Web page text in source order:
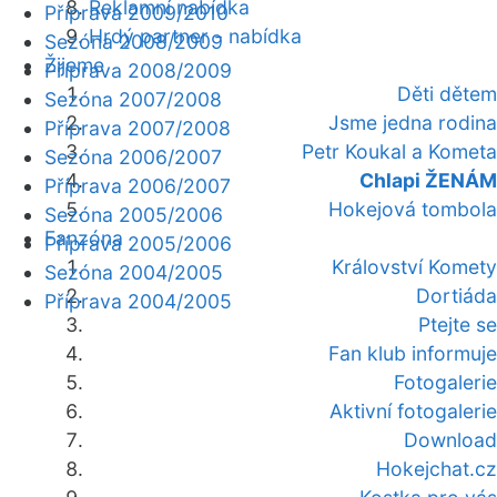
Reklamní nabídka
Hrdý partner - nabídka
Žijeme
Děti dětem
Jsme jedna rodina
Petr Koukal a Kometa
Chlapi ŽENÁM
Hokejová tombola
Fanzóna
Království Komety
Dortiáda
Ptejte se
Fan klub informuje
Fotogalerie
Aktivní fotogalerie
Download
Hokejchat.cz
Příprava 2009/2010
Sezóna 2008/2009
Příprava 2008/2009
Sezóna 2007/2008
Příprava 2007/2008
Sezóna 2006/2007
Příprava 2006/2007
Sezóna 2005/2006
Příprava 2005/2006
Sezóna 2004/2005
Příprava 2004/2005